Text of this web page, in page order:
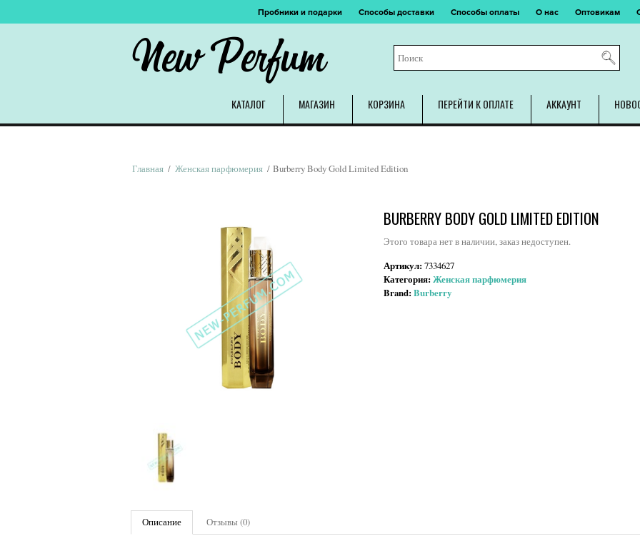
Пробники и подарки Способы доставки Способы оплаты О нас Оптовикам
New Perfum
КАТАЛОГ МАГАЗИН КОРЗИНА ПЕРЕЙТИ К ОПЛАТЕ АККАУНТ
Главная / Женская парфюмерия / Burberry Body Gold Limited Edition
BURBERRY BODY GOLD LIMITED EDITION
Этого товара нет в наличии, заказ недоступен.
Артикул:7334627
Категория:Женская парфюмерия
Brand:Burberry
Описание Отзывы (0)